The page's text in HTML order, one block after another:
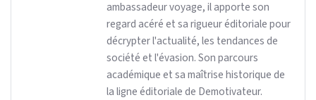
ambassadeur voyage, il apporte son
regard acéré et sa rigueur éditoriale pour
décrypter l'actualité, les tendances de
société et l'évasion. Son parcours
académique et sa maîtrise historique de
la ligne éditoriale de Demotivateur.